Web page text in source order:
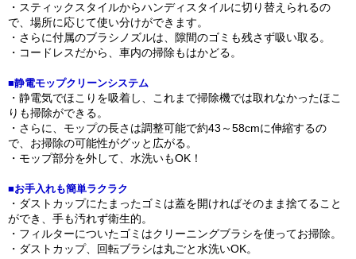
・スティックスタイルからハンディスタイルに切り替えられるの
で、場所に応じて使い分けができます。
・さらに付属のブラシノズルは、隙間のゴミも残さず吸い取る。
・コードレスだから、車内の掃除もはかどる。
■静電モップクリーンシステム
・静電気でほこりを吸着し、これまで掃除機では取れなかったほこ
りも掃除ができる。
・さらに、モップの長さは調整可能で約43～58cmに伸縮するの
で、お掃除の可能性がグッと広がる。
・モップ部分を外して、水洗いもOK！
■お手入れも簡単ラクラク
・ダストカップにたまったゴミは蓋を開ければそのまま捨てること
ができ、手も汚れず衛生的。
・フィルターについたゴミはクリーニングブラシを使ってお掃除。
・ダストカップ、回転ブラシは丸ごと水洗いOK。